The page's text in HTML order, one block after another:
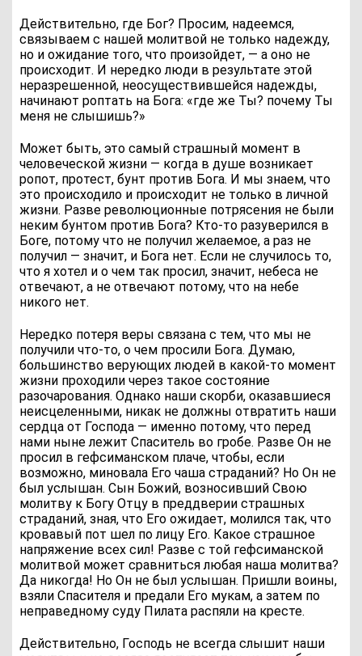
Действительно, где Бог? Просим, надеемся,
связываем с нашей молитвой не только надежду,
но и ожидание того, что произойдет, — а оно не
происходит. И нередко люди в результате этой
неразрешенной, неосуществившейся надежды,
начинают роптать на Бога: «где же Ты? почему Ты
меня не слышишь?»
Может быть, это самый страшный момент в
человеческой жизни — когда в душе возникает
ропот, протест, бунт против Бога. И мы знаем, что
это происходило и происходит не только в личной
жизни. Разве революционные потрясения не были
неким бунтом против Бога? Кто-то разуверился в
Боге, потому что не получил желаемое, а раз не
получил — значит, и Бога нет. Если не случилось то,
что я хотел и о чем так просил, значит, небеса не
отвечают, а не отвечают потому, что на небе
никого нет.
Нередко потеря веры связана с тем, что мы не
получили что-то, о чем просили Бога. Думаю,
большинство верующих людей в какой-то момент
жизни проходили через такое состояние
разочарования. Однако наши скорби, оказавшиеся
неисцеленными, никак не должны отвратить наши
сердца от Господа — именно потому, что перед
нами ныне лежит Спаситель во гробе. Разве Он не
просил в гефсиманском плаче, чтобы, если
возможно, миновала Его чаша страданий? Но Он не
был услышан. Сын Божий, возносивший Свою
молитву к Богу Отцу в преддверии страшных
страданий, зная, что Его ожидает, молился так, что
кровавый пот шел по лицу Его. Какое страшное
напряжение всех сил! Разве с той гефсиманской
молитвой может сравниться любая наша молитва?
Да никогда! Но Он не был услышан. Пришли воины,
взяли Спасителя и предали Его мукам, а затем по
неправедному суду Пилата распяли на кресте.
Действительно, Господь не всегда слышит наши